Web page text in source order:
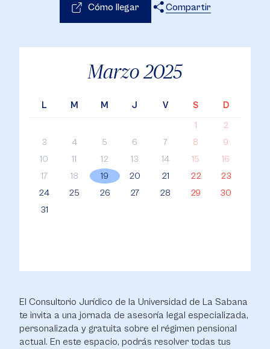
El Consultorio Jurídico de la Universidad de La Sabana
te invita a una jornada de asesoría legal especializada,
personalizada y gratuita sobre el régimen pensional
actual. En este espacio, podrás resolver todas tus
Marzo 2025
L M M J V S
D
1
2
3
4 5 6 7 8
9
10
11 12 13 14 15
16
17
18 19 20 21 22
23
24
25 26 27 28 29
30
31
Cómo llegar
Compartir